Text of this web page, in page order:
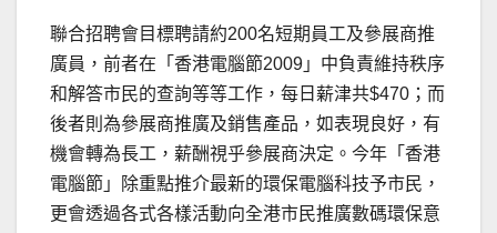
聯合招聘會目標聘請約200名短期員工及參展商推
廣員，前者在「香港電腦節2009」中負責維持秩序
和解答市民的查詢等等工作，每日薪津共$470；而
後者則為參展商推廣及銷售產品，如表現良好，有
機會轉為長工，薪酬視乎參展商決定。今年「香港
電腦節」除重點推介最新的環保電腦科技予市民，
更會透過各式各樣活動向全港市民推廣數碼環保意